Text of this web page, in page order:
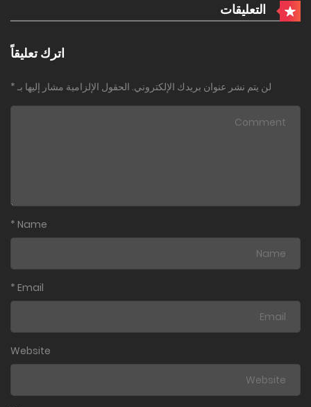
التعليقات
اترك تعليقاً
لن يتم نشر عنوان بريدك الإلكتروني. الحقول الإلزامية مشار إليها بـ *
Name
*
Email
*
Website